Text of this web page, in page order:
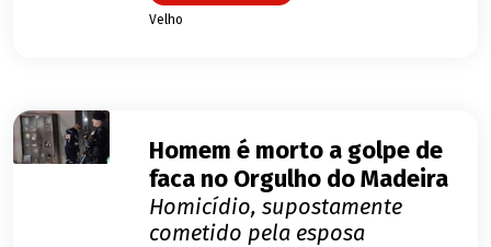
Velho
Homem é morto a golpe de
faca no Orgulho do Madeira
Homicídio, supostamente
cometido pela esposa